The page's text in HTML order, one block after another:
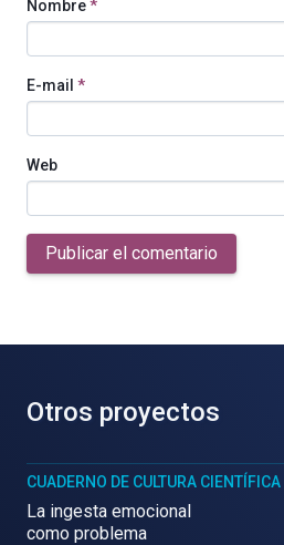
Nombre*
E-mail *
Web
Publicar el comentario
Otros proyectos
CUADERNO DE CULTURA CIENTÍFICA
La ingesta emocional
como problema